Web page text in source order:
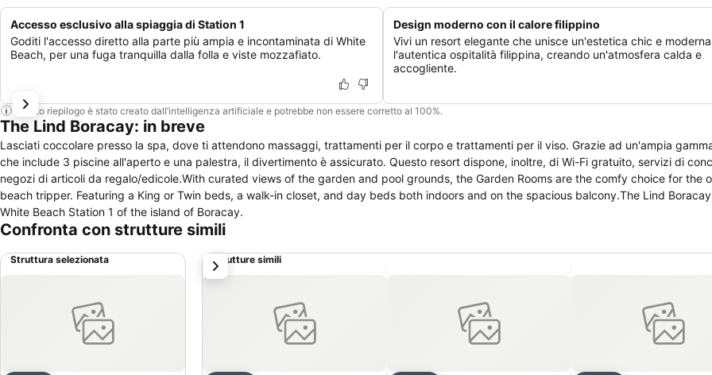
Accesso esclusivo alla spiaggia di Station 1
Goditi l'accesso diretto alla parte più ampia e incontaminata di White
Beach, per una fuga tranquilla dalla folla e viste mozzafiato.
Design moderno con il calore filippino
Vivi un resort elegante che unisce un'estetica chic e
l'autentica ospitalità filippina, creando un'atmosfera calda e
accogliente.
Questo riepilogo è stato creato dall’intelligenza artificiale e potrebbe non essere corretto al 100%.
The Lind Boracay: in breve
Lasciati coccolare presso la spa, dove ti attendono massaggi, trattamenti per il corpo e trattamenti per il viso. Grazie ad un'ampia
che include 3 piscine all'aperto e una palestra, il divertimento è assicurato. Questo resort dispone, inoltre, di Wi-Fi gratuito, servizi di
negozi di articoli da regalo/edicole.With curated views of the garden and pool grounds, the Garden Rooms are the comfy choice for the
beach tripper. Featuring a King or Twin beds, a walk-in closet, and day beds both indoors and on the spacious balcony.The Lind
White Beach Station 1 of the island of Boracay.
Confronta con strutture simili
Struttura selezionata Strutture simili
successivo